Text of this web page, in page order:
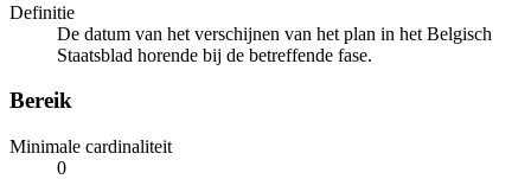
Definitie
De datum van het verschijnen van het plan in het Belgisch
Staatsblad horende bij de betreffende fase.
Bereik
Minimale cardinaliteit
0